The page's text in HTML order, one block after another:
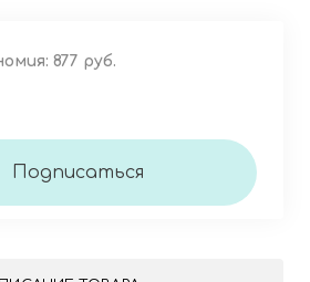
877 руб.
Подписаться